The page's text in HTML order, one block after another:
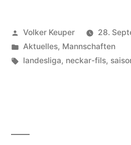
Veröffentlicht
von
Volker Keuper
28.
Veröffentlicht
unter
Aktuelles, Mannschaften
Schlagwörter:
landesliga, neckar-fils,